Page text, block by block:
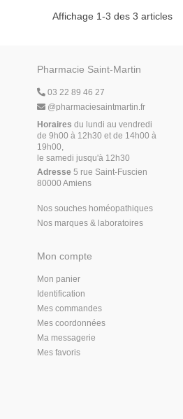
Affichage 1-3 des 3 articles
Pharmacie Saint-Martin
03 22 89 46 27
@pharmaciesaintmartin.fr
Horaires du lundi au vendredi
de 9h00 à 12h30 et de 14h00 à
19h00,
le samedi jusqu'à 12h30
Adresse 5 rue Saint-Fuscien
80000 Amiens
Nos souches homéopathiques
Nos marques & laboratoires
Mon compte
Mon panier
Identification
Mes commandes
Mes coordonnées
Ma messagerie
Mes favoris